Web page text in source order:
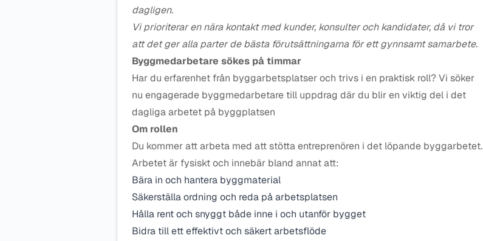
dagligen.
Vi prioriterar en nära kontakt med kunder, konsulter och kandidater, då vi tror
att det ger alla parter de bästa förutsättningarna för ett gynnsamt samarbete.
Byggmedarbetare sökes på timmar
Har du erfarenhet från byggarbetsplatser och trivs i en praktisk roll? Vi söker
nu engagerade byggmedarbetare till uppdrag där du blir en viktig del i det
dagliga arbetet på byggplatsen
Om rollen
Du kommer att arbeta med att stötta entreprenören i det löpande byggarbetet.
Arbetet är fysiskt och innebär bland annat att:
Bära in och hantera byggmaterial
Säkerställa ordning och reda på arbetsplatsen
Hålla rent och snyggt både inne i och utanför bygget
Bidra till ett effektivt och säkert arbetsflöde